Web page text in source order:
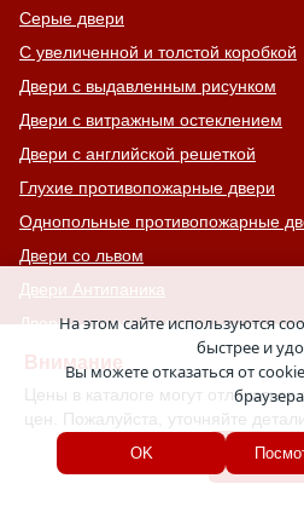
Внимание
Цены в каталоге могут
цен. Пожалуйста, уточняйте
Серые двери
С увеличенной и толстой коробкой
Двери с выдавленным рисунком
Двери с витражным остеклением
Двери с английской решеткой
Глухие противопожарные двери
Однопольные противопожарные
Двери со львом
Двери Антипаника
Двери с окном сверху
Двери для хозяйственных
Входные группы
Входные двери с кнокером
Двери с капителью
На этом сайте используются
быстрее и
Вы можете отказаться от
OK